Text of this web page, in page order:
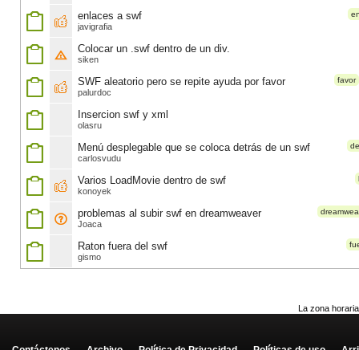
enlaces a swf
javigrafia
Colocar un .swf dentro de un div.
siken
favor
SWF aleatorio pero se repite ayuda por favor
palurdoc
Insercion swf y xml
olasru
Menú desplegable que se coloca detrás de un swf
carlosvudu
Varios LoadMovie dentro de swf
konoyek
problemas al subir swf en dreamweaver
Joaca
Raton fuera del swf
gismo
La zona